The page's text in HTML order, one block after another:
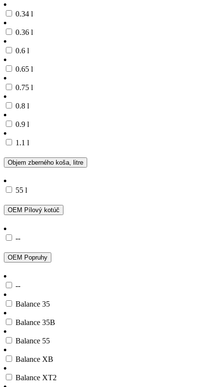
0.34 l
0.36 l
0.6 l
0.65 l
0.75 l
0.8 l
0.9 l
1.1 l
Objem zberného koša, litre
55 l
OEM Pílový kotúč
--
OEM Popruhy
--
Balance 35
Balance 35B
Balance 55
Balance XB
Balance XT2